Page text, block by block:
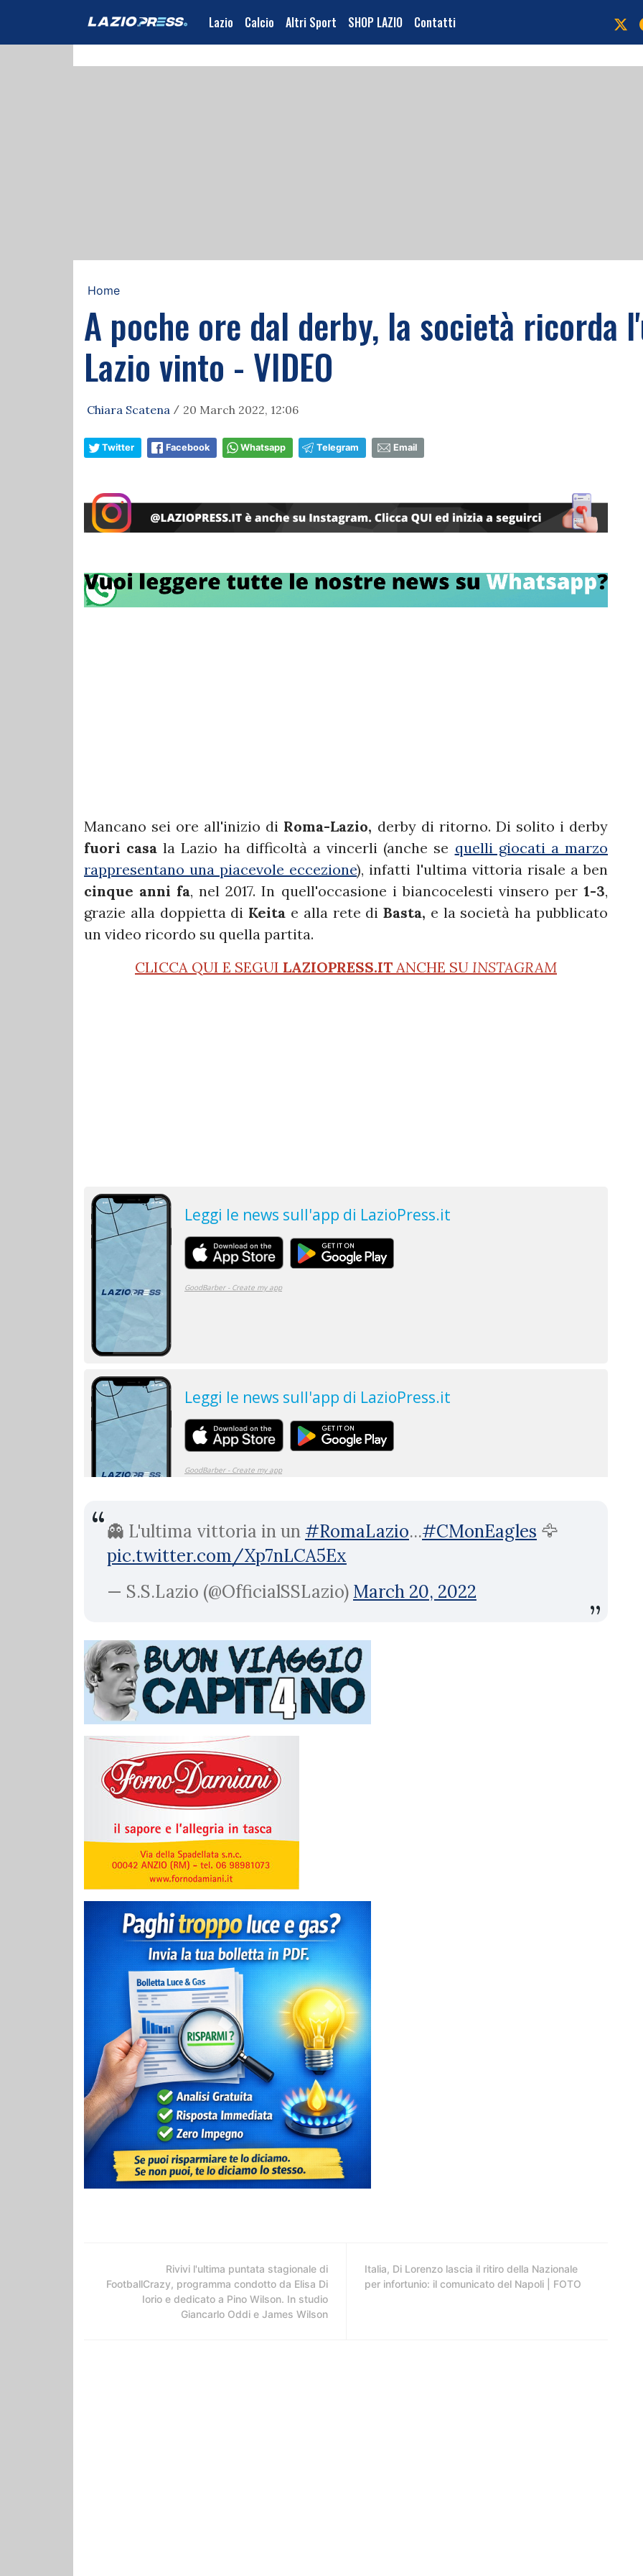
Lazio Calcio Altri Sport SHOP LAZIO Contatti
Home
A poche ore dal derby, la società ricorda
Lazio vinto - VIDEO
Chiara Scatena / 20 March 2022, 12:06
Twitter Facebook Whatsapp Telegram Email
Mancano sei ore all'inizio di Roma-Lazio, derby di ritorno. Di solito i derby
fuori casa la Lazio ha difficoltà a vincerli (anche se quelli giocati a marzo
rappresentano una piacevole eccezione), infatti l'ultima vittoria risale a ben
cinque anni fa, nel 2017. In quell'occasione i biancocelesti vinsero per1-3,
grazie alla doppietta di Keita e alla rete diBasta, e la società ha pubblicato
un video ricordo su quella partita.
CLICCA QUI E SEGUI LAZIOPRESS.IT ANCHE SU INSTAGRAM
👻 L'ultima vittoria in un #RomaLazio...#CMonEagles 🦅
pic.twitter.com/Xp7nLCA5Ex
— S.S.Lazio (@OfficialSSLazio) March 20, 2022
Rivivi l'ultima puntata stagionale di
FootballCrazy, programma condotto da Elisa Di
Iorio e dedicato a Pino Wilson. In studio
Giancarlo Oddi e James Wilson
Italia, Di Lorenzo lascia il ritiro della Nazionale
per infortunio: il comunicato del Napoli | FOTO